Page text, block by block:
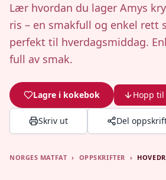
Lær hvordan du lager Amys
ris – en smakfull og enkel rett
perfekt til hverdagsmiddag.
full av smak.
Lagre i kokebok Hopp
Skriv ut Del
NORGES MATFAT › OPPSKRIFTER ›